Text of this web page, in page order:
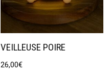
VEILLEUSE POIRE
26,00€